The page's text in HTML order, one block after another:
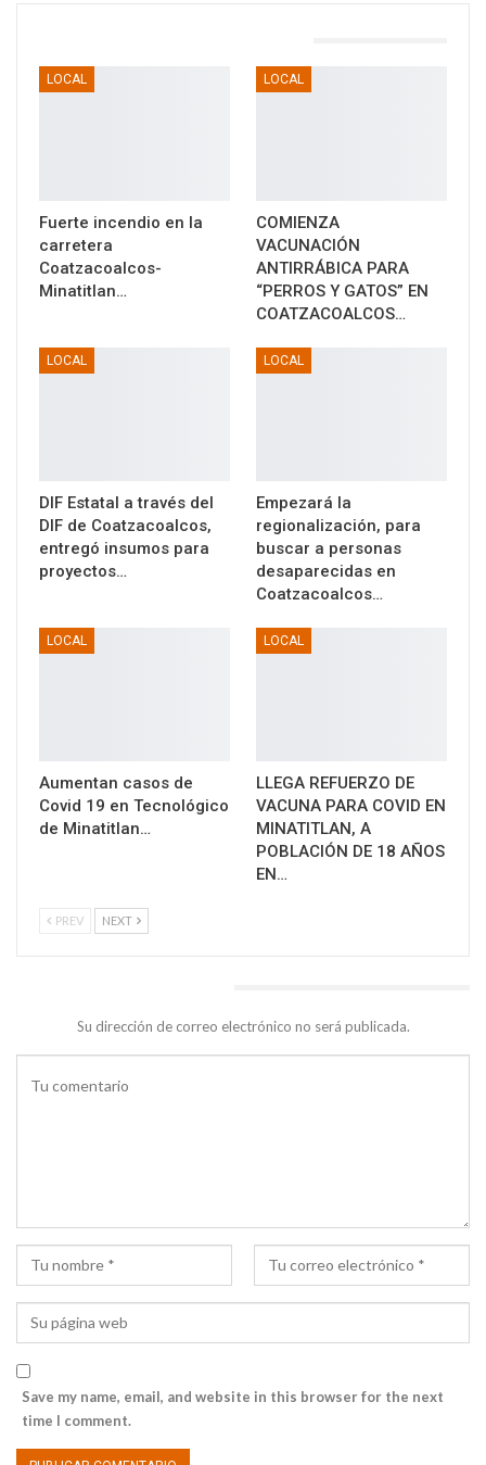
LOCAL
Fuerte incendio en la
carretera
Coatzacoalcos-
Minatitlan…
LOCAL
COMIENZA
VACUNACIÓN
ANTIRRÁBICA PARA
“PERROS Y GATOS” EN
COATZACOALCOS…
LOCAL
DIF Estatal a través del
DIF de Coatzacoalcos,
entregó insumos para
proyectos…
LOCAL
Empezará la
regionalización, para
buscar a personas
desaparecidas en
Coatzacoalcos…
LOCAL
Aumentan casos de
Covid 19 en Tecnológico
de Minatitlan…
LOCAL
LLEGA REFUERZO DE
VACUNA PARA COVID EN
MINATITLAN, A
POBLACIÓN DE 18 AÑOS
EN…
PREV NEXT
Su dirección de correo electrónico no será publicada.
Save my name, email, and website in this browser for the next
time I comment.